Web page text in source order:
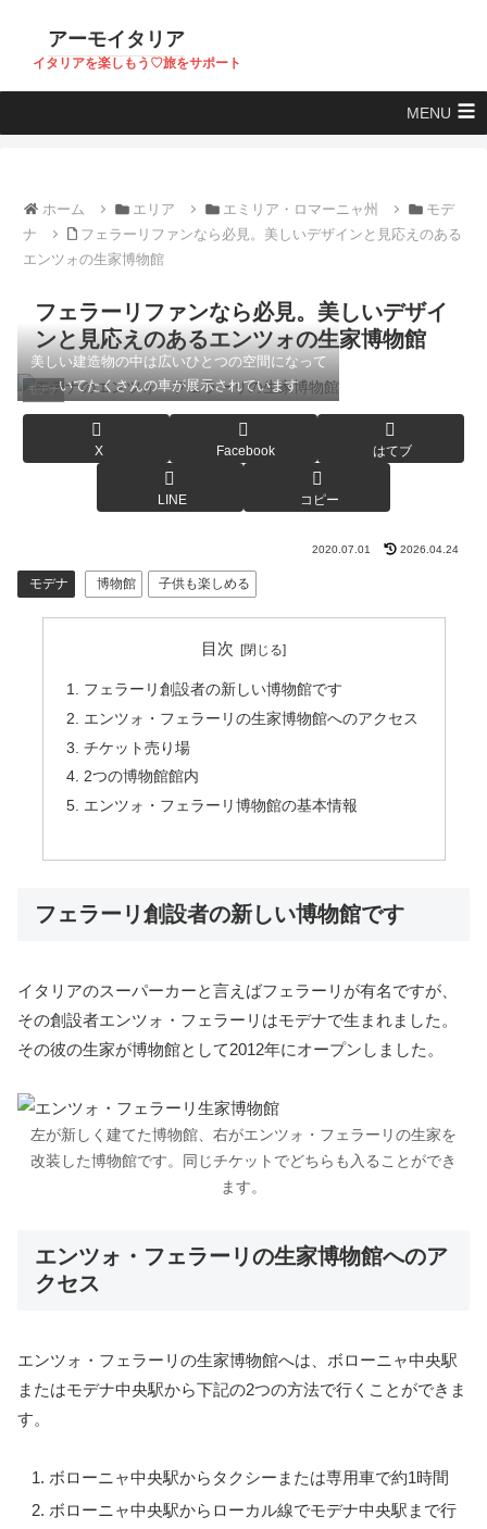
アーモイタリア
イタリアを楽しもう♡旅をサポート
MENU
ホーム エリア エミリア・ロマーニャ州
モデ
ナ
フェラーリファンなら必見。美しいデザインと見応えのある
エンツォの生家博物館
フェラーリファンなら必見。美しいデザイ
ンと見応えのあるエンツォの生家博物館
モデナ
美しい建造物の中は広いひとつの空間になって
いてたくさんの車が展示されています
X Facebook はてブ
LINE コピー
2020.07.01 2026.04.24
モデナ 博物館 子供も楽しめる
目次
フェラーリ創設者の新しい博物館です
エンツォ・フェラーリの生家博物館へのアクセス
チケット売り場
2つの博物館館内
エンツォ・フェラーリ博物館の基本情報
フェラーリ創設者の新しい博物館です
イタリアのスーパーカーと言えばフェラーリが有名ですが、
その創設者エンツォ・フェラーリはモデナで生まれました。
その彼の生家が博物館として2012年にオープンしました。
左が新しく建てた博物館、右がエンツォ・フェラーリの生家を
改装した博物館です。同じチケットでどちらも入ることができ
ます。
エンツォ・フェラーリの生家博物館へのア
クセス
エンツォ・フェラーリの生家博物館へは、ボローニャ中央駅
またはモデナ中央駅から下記の2つの方法で行くことができま
す。
ボローニャ中央駅からタクシーまたは専用車で約1時間
ボローニャ中央駅からローカル線でモデナ中央駅まで行